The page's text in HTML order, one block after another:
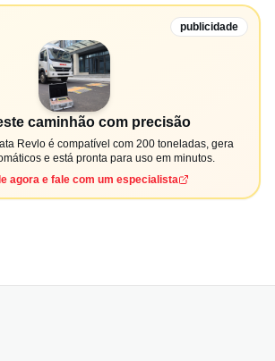
publicidade
caminhão com precisão
Revlo é compatível com 200 toneladas, gera
e está pronta para uso em minutos.
agora e fale com um especialista